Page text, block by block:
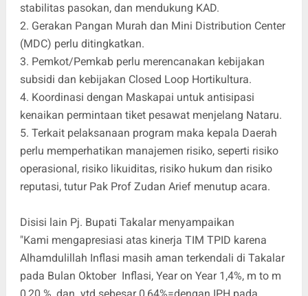
stabilitas pasokan, dan mendukung KAD.
2. Gerakan Pangan Murah dan Mini Distribution Center
(MDC) perlu ditingkatkan.
3. Pemkot/Pemkab perlu merencanakan kebijakan
subsidi dan kebijakan Closed Loop Hortikultura.
4. Koordinasi dengan Maskapai untuk antisipasi
kenaikan permintaan tiket pesawat menjelang Nataru.
5. Terkait pelaksanaan program maka kepala Daerah
perlu memperhatikan manajemen risiko, seperti risiko
operasional, risiko likuiditas, risiko hukum dan risiko
reputasi, tutur Pak Prof Zudan Arief menutup acara.
Disisi lain Pj. Bupati Takalar menyampaikan
"Kami mengapresiasi atas kinerja TIM TPID karena
Alhamdulillah Inflasi masih aman terkendali di Takalar
pada Bulan Oktober Inflasi, Year on Year 1,4%, m to m